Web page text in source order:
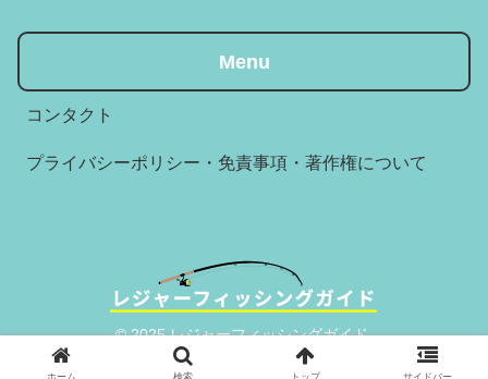
Menu
コンタクト
プライバシーポリシー・免責事項・著作権について
© 2025 レジャーフィッシングガイド.
ホーム 検索 トップ サイドバー